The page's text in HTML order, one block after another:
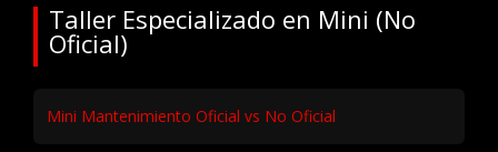
Taller Especializado en Mini (No
Oficial)
Mini Mantenimiento Oficial vs No Oficial